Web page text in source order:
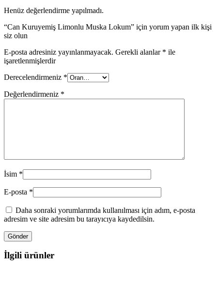
Henüz değerlendirme yapılmadı.
“Can Kuruyemiş Limonlu Muska Lokum” için yorum yapan ilk kişi
siz olun
E-posta adresiniz yayınlanmayacak. Gerekli alanlar * ile
işaretlenmişlerdir
Derecelendirmeniz *
Değerlendirmeniz *
İsim *
E-posta *
Daha sonraki yorumlarımda kullanılması için adım, e-posta
adresim ve site adresim bu tarayıcıya kaydedilsin.
İlgili ürünler